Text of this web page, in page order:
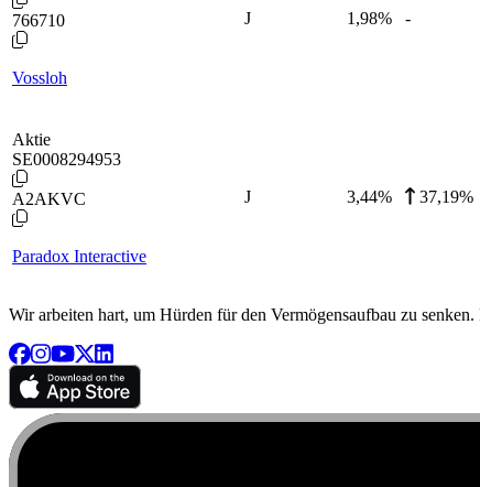
766710
Vossloh
J 1,98% -
Aktie
SE0008294953
A2AKVC
Paradox Interactive
J 3,44% 37,19%
Wir arbeiten hart, um Hürden für den Vermögensaufbau zu senken.